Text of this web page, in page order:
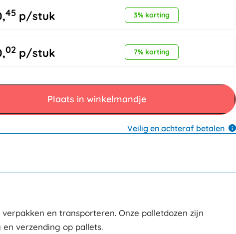
45 p/stuk 3% korting
02 p/stuk 7% korting
Plaats in winkelmandje
Veilig en achteraf betalen
en transporteren. Onze palletdozen zijn
verzending op pallets.